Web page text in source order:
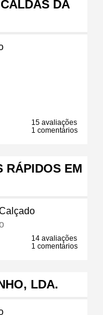
DA
15 avaliações
1 comentários
RÁPIDOS EM
14 avaliações
1 comentários
LDA.